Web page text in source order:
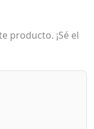
producto. ¡Sé el